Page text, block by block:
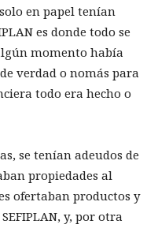
en papel tenían
es donde todo se
momento había
verdad o nomás para
todo era hecho o
se tenían adeudos de
propiedades al
ofertaban productos y
y, por otra